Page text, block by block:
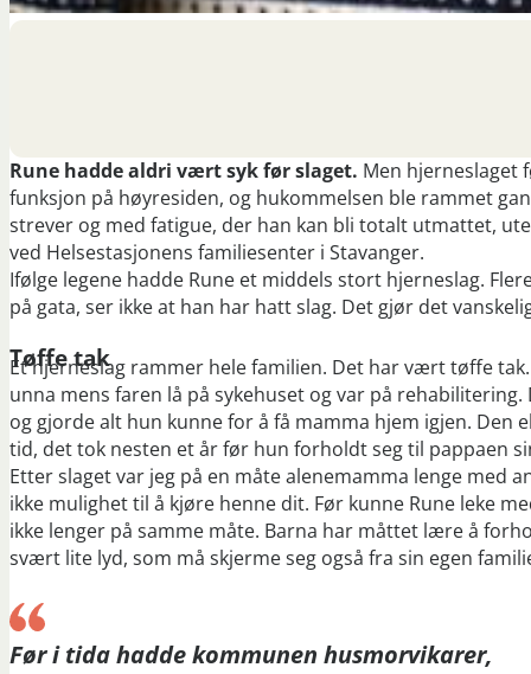
Rune hadde aldri vært syk før slaget. Men hjerneslaget
funksjon på høyresiden, og hukommelsen ble rammet
strever og med fatigue, der han kan bli totalt utmattet,
ved Helsestasjonens familiesenter i Stavanger.
Ifølge legene hadde Rune et middels stort hjerneslag.
på gata, ser ikke at han har hatt slag. Det gjør det
Tøffe tak
­Et hjerneslag rammer hele familien. Det har vært tøffe
unna mens faren lå på sykehuset og var på
og gjorde alt hun kunne for å få mamma hjem igjen.
tid, det tok nesten et år før hun forholdt seg til pappaen
Etter slaget var jeg på en måte alenemamma lenge med
ikke mulighet til å kjøre henne dit. Før kunne Rune leke
ikke lenger på samme måte. Barna har måttet lære å
svært lite lyd, som må skjerme seg også fra sin egen
Før i tida hadde kommunen husmorvikarer,